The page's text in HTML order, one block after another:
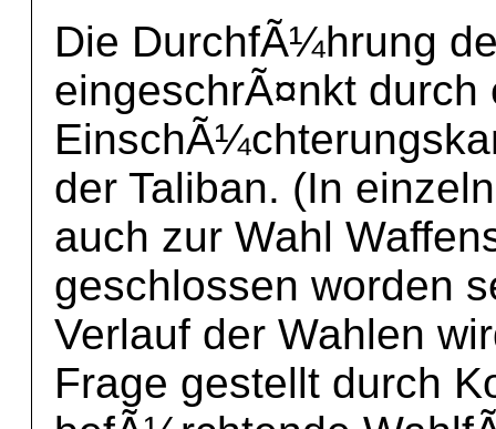
Die DurchfÃ¼hrung
eingeschrÃ¤nkt durch
der Taliban. (In
auch zur Wahl
geschlossen worden
Verlauf der Wahlen
Frage gestellt durch